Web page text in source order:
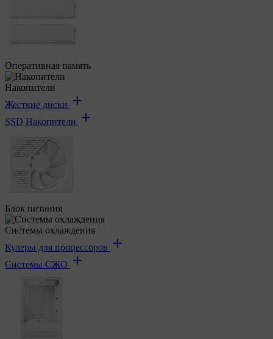
Оперативная память
Накопители
Жесткие диски
SSD Накопители
Блок питания
Системы охлаждения
Кулеры для процессоров
Системы СЖО